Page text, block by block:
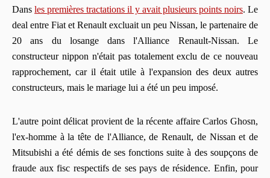
Dansles premières tractations il y avait plusieurs points noirs. Le
deal entre Fiat et Renault excluait un peu Nissan, le partenaire de
20 ans du losange dans l'Alliance Renault-Nissan. Le
constructeur nippon n'était pas totalement exclu de ce nouveau
rapprochement, car il était utile à l'expansion des deux autres
constructeurs, mais le mariage lui a été un peu imposé.
L'autre point délicat provient de la récente affaire Carlos Ghosn,
l'ex-homme à la tête de l'Alliance, de Renault, de Nissan et de
Mitsubishi a été démis de ses fonctions suite à des soupçons de
fraude aux fisc respectifs de ses pays de résidence. Enfin, pour